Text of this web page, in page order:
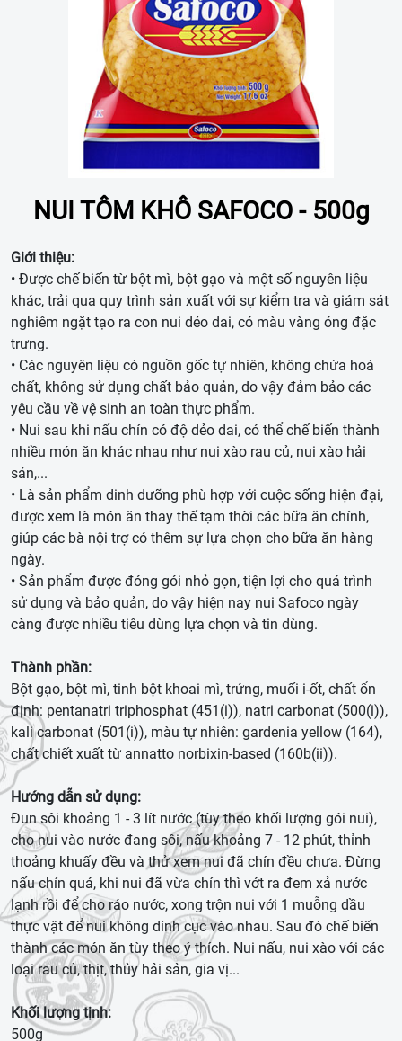
NUI TÔM KHÔ SAFOCO - 500g
Giới thiệu:
• Được chế biến từ bột mì, bột gạo và một số nguyên liệu
khác, trải qua quy trình sản xuất với sự kiểm tra và giám sát
nghiêm ngặt tạo ra con nui dẻo dai, có màu vàng óng đặc
trưng.
• Các nguyên liệu có nguồn gốc tự nhiên, không chứa hoá
chất, không sử dụng chất bảo quản, do vậy đảm bảo các
yêu cầu về vệ sinh an toàn thực phẩm.
• Nui sau khi nấu chín có độ dẻo dai, có thể chế biến thành
nhiều món ăn khác nhau như nui xào rau củ, nui xào hải
sản,...
• Là sản phẩm dinh dưỡng phù hợp với cuộc sống hiện đại,
được xem là món ăn thay thế tạm thời các bữa ăn chính,
giúp các bà nội trợ có thêm sự lựa chọn cho bữa ăn hàng
ngày.
• Sản phẩm được đóng gói nhỏ gọn, tiện lợi cho quá trình
sử dụng và bảo quản, do vậy hiện nay nui Safoco ngày
càng được nhiều tiêu dùng lựa chọn và tin dùng.
Thành phần:
Bột gạo, bột mì, tinh bột khoai mì, trứng, muối i-ốt, chất ổn
định: pentanatri triphosphat (451(i)), natri carbonat (500(i)),
kali carbonat (501(i)), màu tự nhiên: gardenia yellow (164),
chất chiết xuất từ annatto norbixin-based (160b(ii)).
Hướng dẫn sử dụng:
Đun sôi khoảng 1 - 3 lít nước (tùy theo khối lượng gói nui),
cho nui vào nước đang sôi, nấu khoảng 7 - 12 phút, thỉnh
thoảng khuấy đều và thử xem nui đã chín đều chưa. Đừng
nấu chín quá, khi nui đã vừa chín thì vớt ra đem xả nước
lạnh rồi để cho ráo nước, xong trộn nui với 1 muỗng dầu
thực vật để nui không dính cục vào nhau. Sau đó chế biến
thành các món ăn tùy theo ý thích. Nui nấu, nui xào với các
loại rau củ, thịt, thủy hải sản, gia vị...
Khối lượng tịnh:
500g